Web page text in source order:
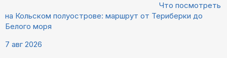
Что посмотреть
на Кольском полуострове: маршрут от Териберки до
Белого моря
7 авг 2026